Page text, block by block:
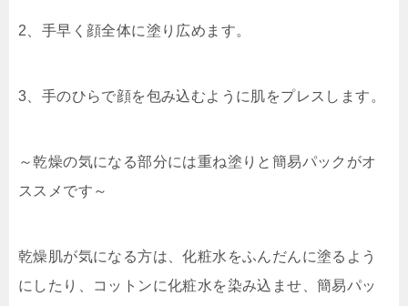
2、手早く顔全体に塗り広めます。
3、手のひらで顔を包み込むように肌をプレスします。
～乾燥の気になる部分には重ね塗りと簡易パックがオ
ススメです～
乾燥肌が気になる方は、化粧水をふんだんに塗るよう
にしたり、コットンに化粧水を染み込ませ、簡易パッ